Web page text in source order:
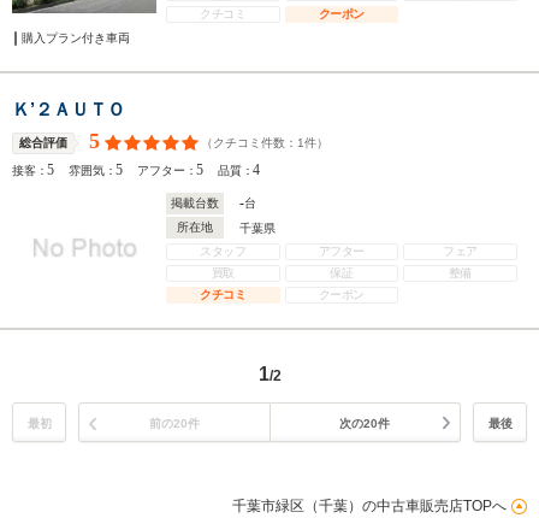
クチコミ
クーポン
購入プラン付き車両
Ｋ’２ＡＵＴＯ
総合評価 5 （クチコミ件数： 1件）
接客：5 雰囲気：5 アフター：5 品質：4
掲載台数 -台
所在地
千葉県
スタッフ
アフター
フェア
買取
保証
整備
クチコミ
クーポン
1/2
最初 前の20件 次の20件 最後
千葉市緑区（千葉）の中古車販売店TOPへ